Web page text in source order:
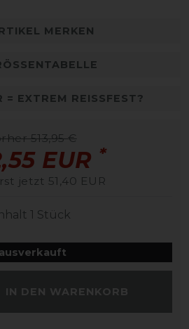
MERKEN
= EXTREM REISSFEST?
513,95 €
EUR *
jetzt 51,40 EUR
1 Stück
ausverkauft
IN DEN WARENKORB